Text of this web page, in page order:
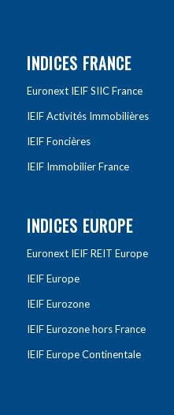
INDICES FRANCE
Euronext IEIF SIIC France
IEIF Activités Immobilières
IEIF Foncières
IEIF Immobilier France
INDICES EUROPE
Euronext IEIF REIT Europe
IEIF Europe
IEIF Eurozone
IEIF Eurozone hors France
IEIF Europe Continentale